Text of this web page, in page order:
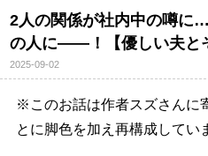
2人の関係が社内中の噂に
の人に――！【優しい夫と
2025-09-02
※このお話は作者スズさんに
とに脚色を加え再構成してい